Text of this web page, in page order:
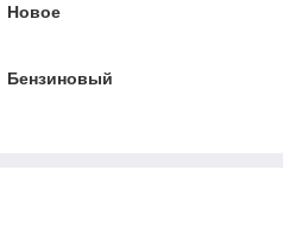
Новое
Бензиновый